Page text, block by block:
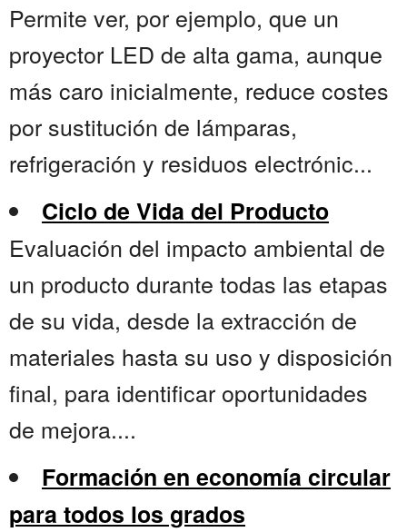
Permite ver, por ejemplo, que un
proyector LED de alta gama, aunque
más caro inicialmente, reduce costes
por sustitución de lámparas,
refrigeración y residuos electrónic...
Ciclo de Vida del Producto
Evaluación del impacto ambiental de
un producto durante todas las etapas
de su vida, desde la extracción de
materiales hasta su uso y disposición
final, para identificar oportunidades
de mejora....
Formación en economía circular
para todos los grados